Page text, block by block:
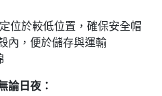
位於較低位置，確保安全帽
內，便於儲存與運輸
論日夜：